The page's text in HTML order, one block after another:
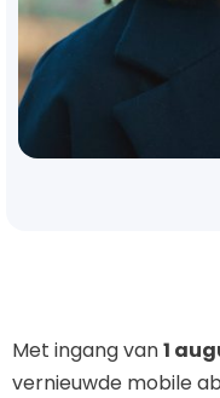
Met ingang van1
vernieuwde mobile